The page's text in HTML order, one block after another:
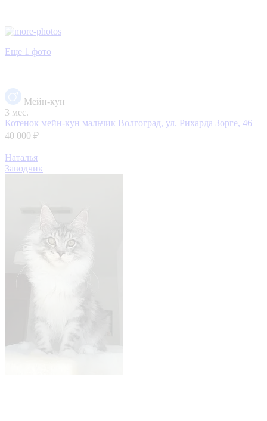
Еще 1 фото
Мейн-кун
3 мес.
Котенок мейн-кун мальчик Волгоград, ул. Рихарда Зорге, 46
40 000 ₽
Наталья
Заводчик